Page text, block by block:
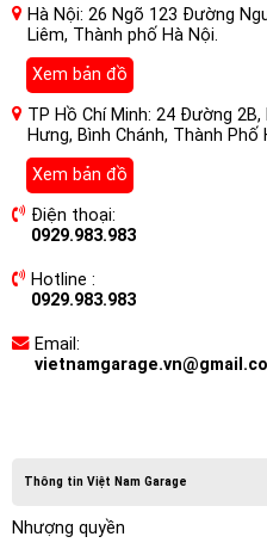
Hà Nội: 26 Ngõ 123 Đường
Liêm, Thành phố Hà Nội.
Xem bản đồ
TP Hồ Chí Minh: 24 Đường
Hưng, Bình Chánh, Thành Phố
Xem bản đồ
Điện thoại:
0929.983.983
Hotline :
0929.983.983
Email:
Thông tin Việt Nam Garage
Nhượng quyền